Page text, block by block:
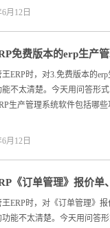
月12日
免费版本的erp生产
见问题解答
ERP时，对3.免费版本的
不太清楚。今天用问答形
生产管理系统软件包括哪
月12日
《订单管理》报价
查：常见问题解答
ERP时，对《订单管理》
能不太清楚。今天用问答